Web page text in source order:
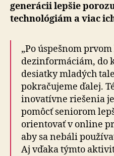
generácii lepšie
technológiám a viac
„Po úspešnom
dezinformáciám, do
desiatky mladých
pokračujeme ďalej.
inovatívne riešenia
pomôcť seniorom
orientovať v online
aby sa nebáli
Aj vďaka týmto